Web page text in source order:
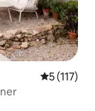
Průměrné
5 (117)